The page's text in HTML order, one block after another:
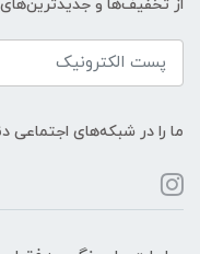
از تخفیف‌ها و
ما را در شبکه‌های اجتماعی